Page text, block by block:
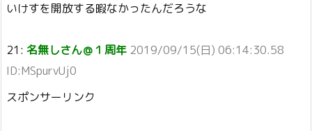
いけすを開放する暇なかったんだろうな
21: 名無しさん＠１周年 2019/09/15(日) 06:14:30.58
ID:MSpurvUj0
スポンサーリンク